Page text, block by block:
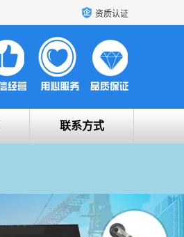
资质认证
联系方式